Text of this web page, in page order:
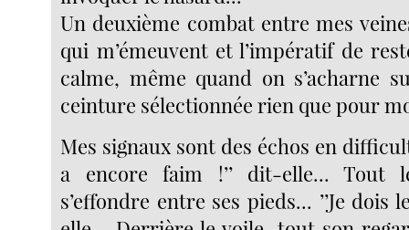
Un deuxième combat entre mes
qui m’émeuvent et l’impératif de
calme, même quand on s’acharne
ceinture sélectionnée rien que pour
Mes signaux sont des échos en
a encore faim !’’ dit-elle... Tout
s’effondre entre ses pieds... ’’Je dois